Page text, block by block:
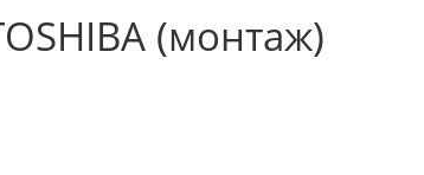
(монтаж)